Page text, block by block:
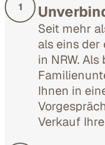
1
Seit mehr
als eins
in NRW.
Ihnen in
Verkauf